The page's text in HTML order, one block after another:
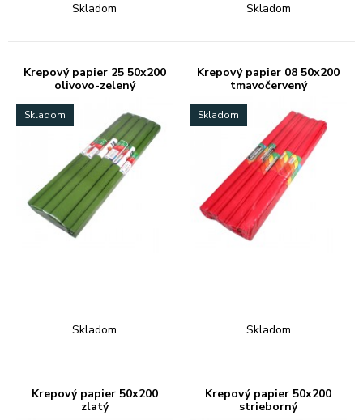
Skladom Skladom
Krepový papier 25 50x200
olivovo-zelený
Skladom
Skladom
Krepový papier 08 50x200
tmavočervený
Skladom
Skladom
Krepový papier 50x200
zlatý
Krepový papier 50x200
strieborný